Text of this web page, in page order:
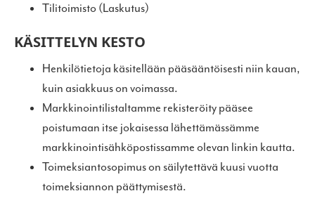
Tilitoimisto (Laskutus)
KÄSITTELYN KESTO
Henkilötietoja käsitellään pääsääntöisesti niin kauan,
kuin asiakkuus on voimassa.
Markkinointilistaltamme rekisteröity pääsee
poistumaan itse jokaisessa lähettämässämme
markkinointisähköpostissamme olevan linkin kautta.
Toimeksiantosopimus on säilytettävä kuusi vuotta
toimeksiannon päättymisestä.